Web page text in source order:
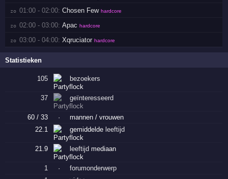
zo 01:00 - 02:00: Chosen Few hardcore
zo 02:00 - 03:00: Apac hardcore
zo 03:00 - 04:00: Xqruciator hardcore
Statistieken
105 bezoekers
37 geïnteresseerd
60 / 33 ·
mannen / vrouwen
22.1
gemiddelde leeftijd
21.9 leeftijd mediaan
1 ·
forumonderwerp